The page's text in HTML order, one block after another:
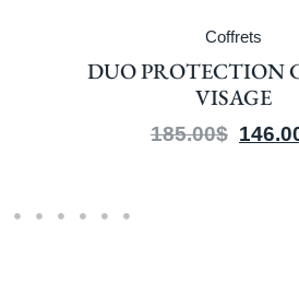
Coffrets
DUO PROTECTION
VISAGE
185.00$